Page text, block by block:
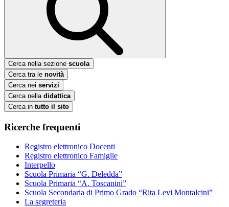
Cerca nella sezione scuola
Cerca tra le novità
Cerca nei servizi
Cerca nella didattica
Cerca in tutto il sito
Ricerche frequenti
Registro elettronico Docenti
Registro elettronico Famiglie
Interpello
Scuola Primaria “G. Deledda”
Scuola Primaria “A. Toscanini”
Scuola Secondaria di Primo Grado “Rita Levi Montalcini”
La segreteria